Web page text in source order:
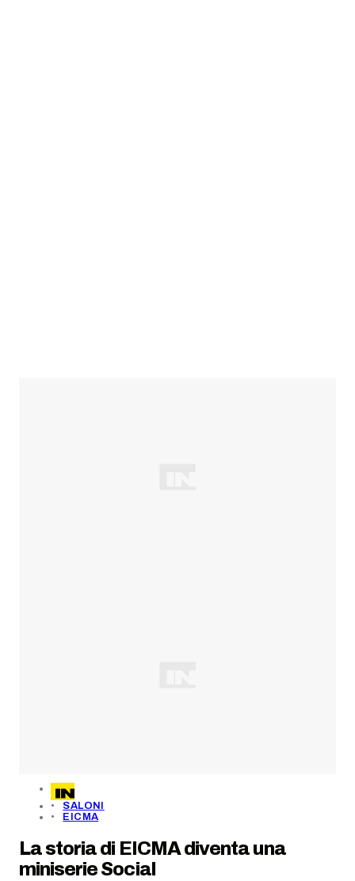
SALONI
EICMA
La storia di EICMA diventa una
miniserie Social